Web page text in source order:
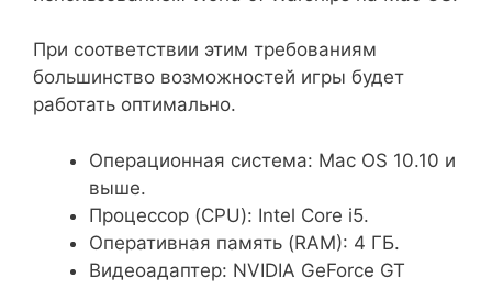
При соответствии этим требованиям
большинство возможностей игры будет
работать оптимально.
Операционная система: Mac OS 10.10 и
выше.
Процессор (CPU): Intel Core i5.
Оперативная память (RAM): 4 ГБ.
Видеоадаптер: NVIDIA GeForce GT